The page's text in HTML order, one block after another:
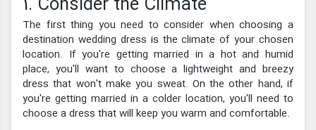
The first thing you need to consider when choosing a
destination wedding dress is the climate of your chosen
location. If you're getting married in a hot and humid
place, you'll want to choose a lightweight and breezy
dress that won't make you sweat. On the other hand, if
you're getting married in a colder location, you'll need to
choose a dress that will keep you warm and comfortable.